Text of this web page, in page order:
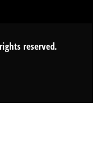
reserved.